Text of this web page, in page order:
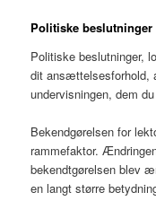
Politiske
Politiske beslutninger,
dit ansættelsesforhold,
undervisningen, dem
Bekendgørelsen for
rammefaktor.
bekendtgørelsen blev
en langt større